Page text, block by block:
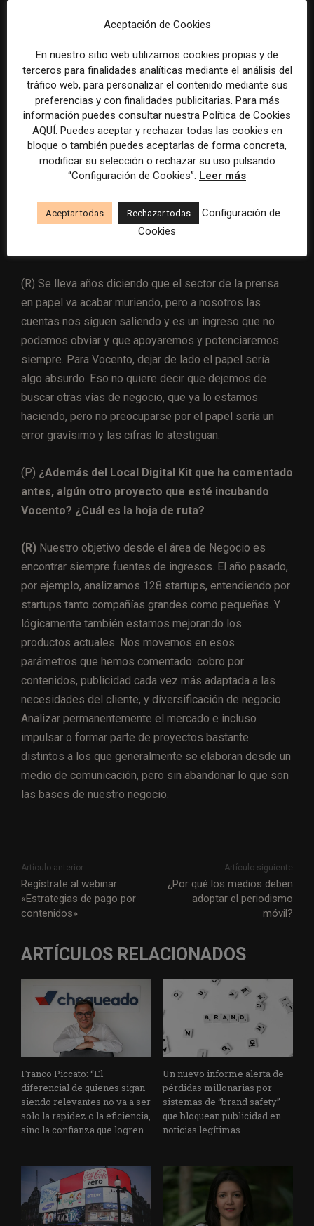
que va dirigido a un lector concreto, que busca un
Puedes informarte inicialmente con las aplicaciones
móviles, para estar actualizado con la información
inmediata, pero el papel te da contexto, te permite
asimilar qué ha pasado realmente.
Pero hay un punto de inflexión en el que poner
distribución ya no se ve compensado por los
ingresos. ¿Estamos cerca o lejos de ese punto de
(R) Se lleva años diciendo que el sector de la prensa
en papel va acabar muriendo, pero a nosotros las
cuentas nos siguen saliendo y es un ingreso que no
podemos obviar y que apoyaremos y potenciaremos
siempre. Para Vocento, dejar de lado el papel sería
algo absurdo. Eso no quiere decir que dejemos de
buscar otras vías de negocio, que ya lo estamos
haciendo, pero no preocuparse por el papel sería un
error gravísimo y las cifras lo atestiguan.
(P) ¿Además del Local Digital Kit que ha comentado
antes, algún otro proyecto que esté incubando
Vocento? ¿Cuál es la hoja de ruta?
(R) Nuestro objetivo desde el área de Negocio es
encontrar siempre fuentes de ingresos. El año pasado,
por ejemplo, analizamos 128 startups, entendiendo por
startups tanto compañías grandes como pequeñas. Y
lógicamente también estamos mejorando los
productos actuales. Nos movemos en esos
parámetros que hemos comentado: cobro por
contenidos, publicidad cada vez más adaptada a las
necesidades del cliente, y diversificación de negocio.
Analizar permanentemente el mercado e incluso
impulsar o formar parte de proyectos bastante
distintos a los que generalmente se elaboran desde un
medio de comunicación, pero sin abandonar lo que son
las bases de nuestro negocio.
Artículo anterior
Regístrate al webinar
«Estrategias de pago por
contenidos»
Artículo siguiente
¿Por qué los medios deben
adoptar el periodismo
móvil?
ARTÍCULOS RELACIONADOS
Franco Piccato: “El
diferencial de quienes sigan
siendo relevantes no va a ser
solo la rapidez o la eficiencia,
sino la confianza que logren...
Un nuevo informe alerta de
pérdidas millonarias por
sistemas de “brand safety”
que bloquean publicidad en
noticias legítimas
Aceptación de Cookies
En nuestro sitio web utilizamos cookies propias y de
terceros para finalidades analíticas mediante el análisis del
tráfico web, para personalizar el contenido mediante sus
preferencias y con finalidades publicitarias. Para más
información puedes consultar nuestra Política de Cookies
AQUÍ. Puedes aceptar y rechazar todas las cookies en
bloque o también puedes aceptarlas de forma concreta,
modificar su selección o rechazar su uso pulsando
“Configuración de Cookies”. Leer más
Aceptar todas Rechazar todas
Configuración de
Cookies